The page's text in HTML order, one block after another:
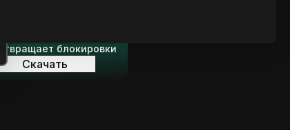
блокировки
Скачать